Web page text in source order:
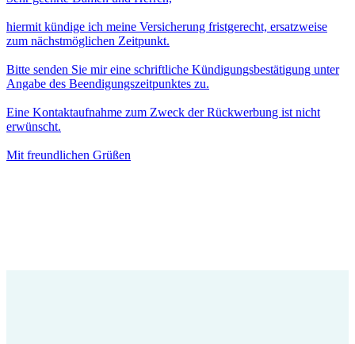
hiermit kündige ich meine Versicherung fristgerecht, ersatzweise
zum nächstmöglichen Zeitpunkt.
Bitte senden Sie mir eine schriftliche Kündigungsbestätigung unter
Angabe des Beendigungszeitpunktes zu.
Eine Kontaktaufnahme zum Zweck der Rückwerbung ist nicht
erwünscht.
Mit freundlichen Grüßen